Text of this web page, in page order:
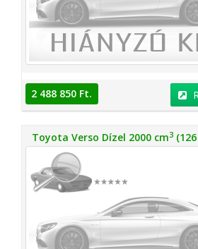
2 488 850 Ft.
Toyota Verso Dízel 2000 cm3